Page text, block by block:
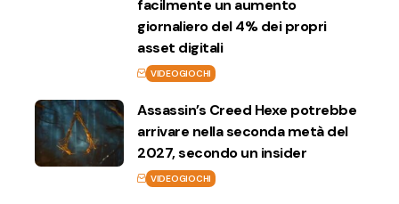
facilmente un aumento
giornaliero del 4% dei propri
asset digitali
VIDEOGIOCHI
Assassin’s Creed Hexe potrebbe
arrivare nella seconda metà del
2027, secondo un insider
VIDEOGIOCHI